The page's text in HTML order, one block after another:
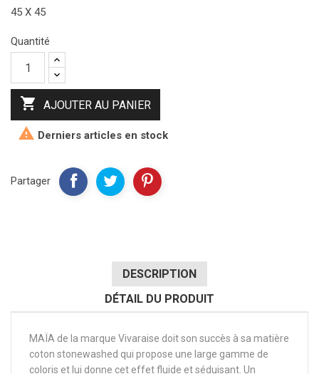
45 X 45
Quantité
 AJOUTER AU PANIER
 Derniers articles en stock
Partager
DESCRIPTION
DÉTAIL DU PRODUIT
MAÏA de la marque Vivaraise doit son succès à sa matière
coton stonewashed qui propose une large gamme de
coloris et lui donne cet effet fluide et séduisant. Un